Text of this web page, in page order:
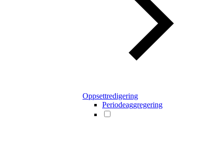
Oppsettredigering
Periodeaggregering